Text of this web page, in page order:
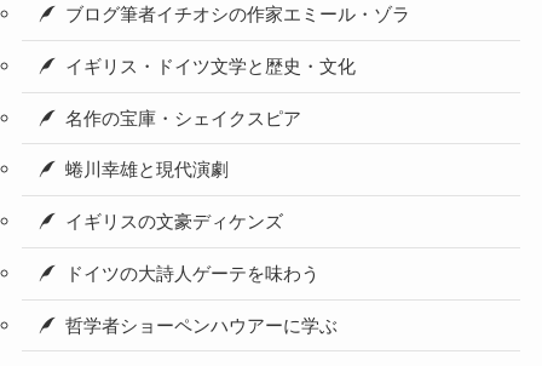
ブログ筆者イチオシの作家エミール・ゾラ
イギリス・ドイツ文学と歴史・文化
名作の宝庫・シェイクスピア
蜷川幸雄と現代演劇
イギリスの文豪ディケンズ
ドイツの大詩人ゲーテを味わう
哲学者ショーペンハウアーに学ぶ